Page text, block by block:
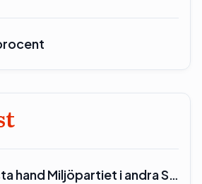
hand Miljöpartiet i andra S…